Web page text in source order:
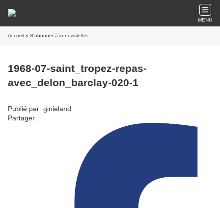
MENU
Accueil » S'abonner à la newsletter
1968-07-saint_tropez-repas-
avec_delon_barclay-020-1
Publié par: ginieland
Partager